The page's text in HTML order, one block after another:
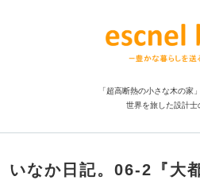
「超高断熱の小さな木の家
世界を旅した設計士
いなか日記。06-2『大